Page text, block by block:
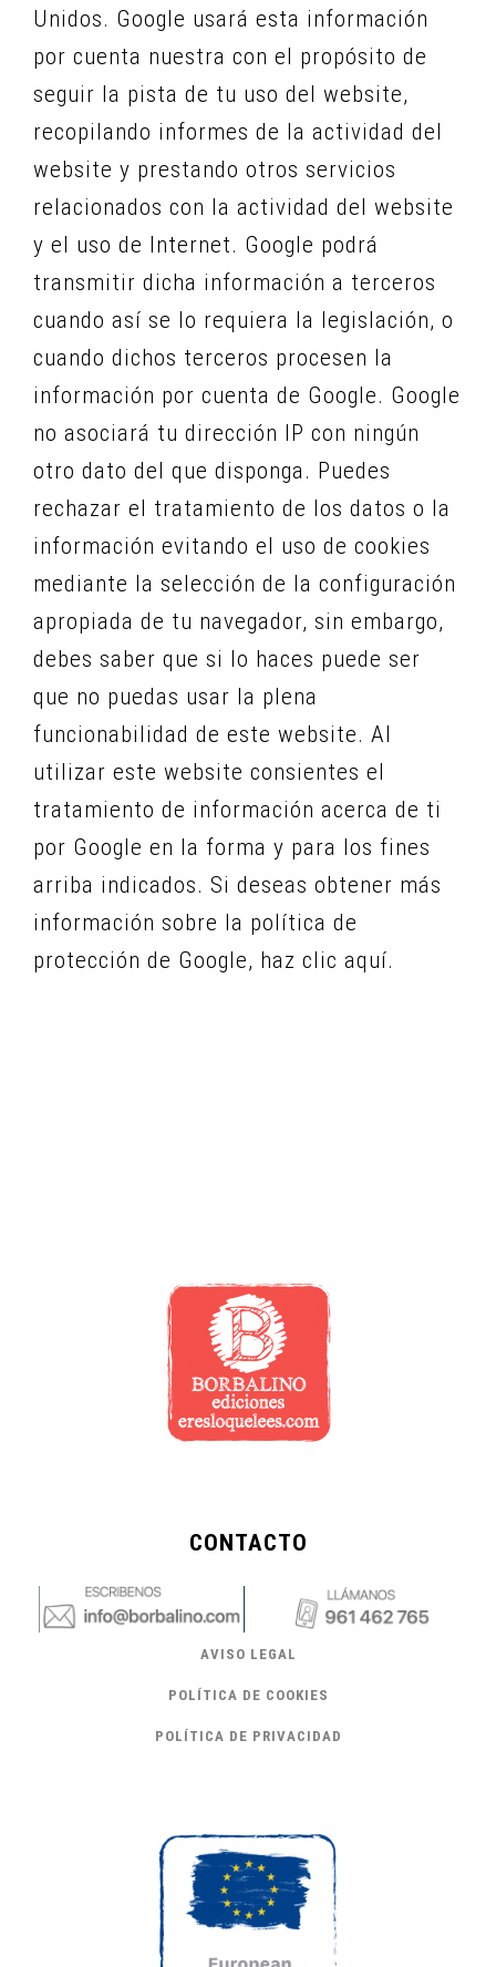
Unidos. Google usará esta información
por cuenta nuestra con el propósito de
seguir la pista de tu uso del website,
recopilando informes de la actividad del
website y prestando otros servicios
relacionados con la actividad del website
y el uso de Internet. Google podrá
transmitir dicha información a terceros
cuando así se lo requiera la legislación, o
cuando dichos terceros procesen la
información por cuenta de Google. Google
no asociará tu dirección IP con ningún
otro dato del que disponga. Puedes
rechazar el tratamiento de los datos o la
información evitando el uso de cookies
mediante la selección de la configuración
apropiada de tu navegador, sin embargo,
debes saber que si lo haces puede ser
que no puedas usar la plena
funcionabilidad de este website. Al
utilizar este website consientes el
tratamiento de información acerca de ti
por Google en la forma y para los fines
arriba indicados. Si deseas obtener más
información sobre la política de
protección de Google, haz clic aquí.
CONTACTO
AVISO LEGAL
POLÍTICA DE COOKIES
POLÍTICA DE PRIVACIDAD